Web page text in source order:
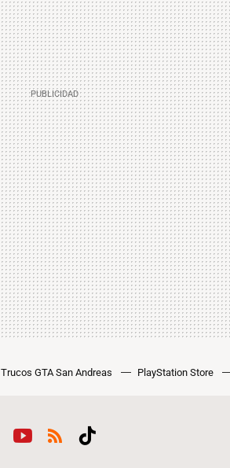
Trucos GTA San Andreas PlayStation Store